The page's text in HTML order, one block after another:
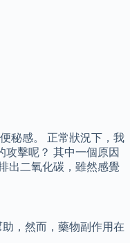
秘感。 正常狀況下，我
攻擊呢？ 其中一個原因
出二氧化碳，雖然感覺
，然而，藥物副作用在